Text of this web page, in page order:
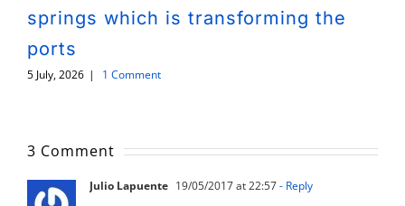
springs which is transforming the
ports
5 July, 2026 | 1 Comment
3 Comment
Julio Lapuente 19/05/2017 at 22:57- Reply